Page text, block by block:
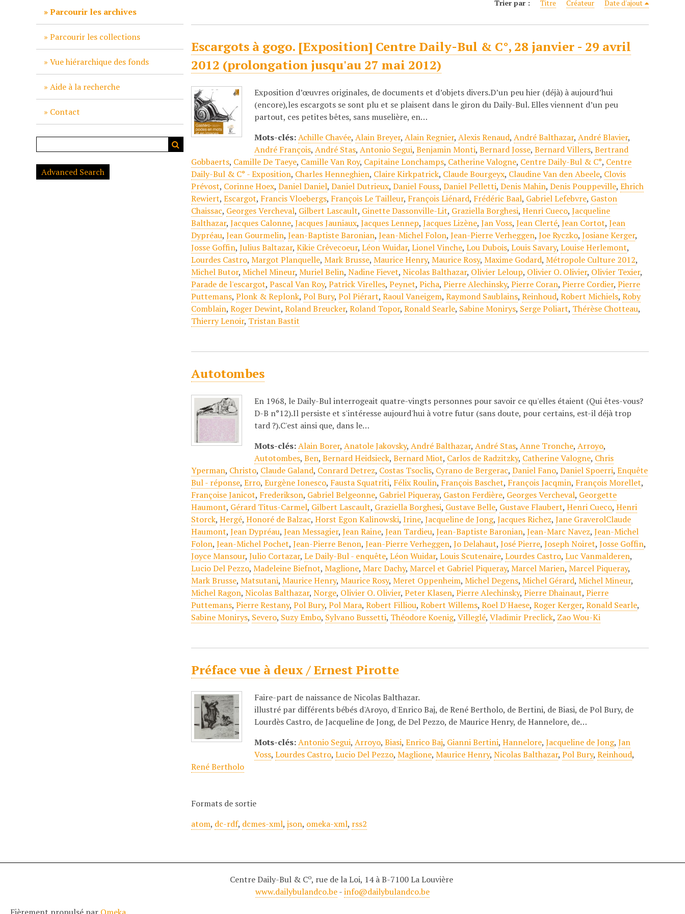
Parcourir les archives
Parcourir les collections
Vue hiérarchique des fonds
Aide à la recherche
Contact
Advanced Search
Trier par : Titre Créateur Date d'ajout
Escargots à gogo. [Exposition] Centre Daily-Bul & C°, 28 janvier - 29 avril
2012 (prolongation jusqu'au 27 mai 2012)
Exposition d’œuvres originales, de documents et d’objets divers.D’un peu hier (déjà) à aujourd’hui
(encore),les escargots se sont plu et se plaisent dans le giron du Daily-Bul. Elles viennent d’un peu
partout, ces petites bêtes, sans muselière, en…
Mots-clés:Achille Chavée,Alain Breyer,Alain Regnier,Alexis Renaud,André Balthazar,André Blavier,
André François,André Stas,Antonio Segui,Benjamin Monti,Bernard Josse,Bernard Villers,Bertrand
Gobbaerts, Camille De Taeye, Camille Van Roy, Capitaine Lonchamps, Catherine Valogne, Centre Daily-Bul & C°, Centre
Daily-Bul & C° - Exposition, Charles Henneghien, Claire Kirkpatrick, Claude Bourgeyx, Claudine Van den Abeele, Clovis
Prévost, Corinne Hoex,Daniel Daniel,Daniel Dutrieux,Daniel Fouss,Daniel Pelletti,Denis Mahin,Denis Pouppeville,Ehrich
Rewiert,Escargot, Francis Vloebergs, François Le Tailleur, François Liénard, Frédéric Baal, Gabriel Lefebvre, Gaston
Chaissac, Georges Vercheval, Gilbert Lascault, Ginette Dassonville-Lit, Graziella Borghesi,Henri Cueco,Jacqueline
Balthazar,Jacques Calonne,Jacques Jauniaux,Jacques Lennep,Jacques Lizène,Jan Voss,Jean Clerté,Jean Cortot,Jean
Dypréau,Jean Gourmelin,Jean-Baptiste Baronian,Jean-Michel Folon,Jean-Pierre Verheggen,Joe Ryczko,Josiane Kerger,
Josse Goffin,Julius Baltazar,Kikie Crêvecoeur,Léon Wuidar,Lionel Vinche,Lou Dubois,Louis Savary,Louise Herlemont,
Lourdes Castro,Margot Planquelle,Mark Brusse,Maurice Henry,Maurice Rosy,Maxime Godard,Métropole Culture 2012,
Michel Butor,Michel Mineur,Muriel Belin,Nadine Fievet,Nicolas Balthazar, Olivier Leloup, Olivier O. Olivier, Olivier Texier,
Parade de l'escargot,Pascal Van Roy,Patrick Virelles,Peynet,Picha,Pierre Alechinsky,Pierre Coran,Pierre Cordier,Pierre
Puttemans,Plonk & Replonk,Pol Bury,Pol Piérart,Raoul Vaneigem,Raymond Saublains,Reinhoud,Robert Michiels,Roby
Comblain,Roger Dewint,Roland Breucker,Roland Topor,Ronald Searle, Sabine Monirys, Serge Poliart, Thérèse Chotteau,
Thierry Lenoir, Tristan Bastit
Autotombes
En 1968, le Daily-Bul interrogeait quatre-vingts personnes pour savoir ce qu'elles étaient (Qui êtes-vous?
D-B n°12).Il persiste et s'intéresse aujourd'hui à votre futur (sans doute, pour certains, est-il déjà trop
tard ?).C'est ainsi que, dans le…
Mots-clés:Alain Borer,Anatole Jakovsky,André Balthazar,André Stas,Anne Tronche,Arroyo,
Autotombes,Ben,Bernard Heidsieck,Bernard Miot, Carlos de Radzitzky, Catherine Valogne, Chris
Yperman, Christo, Claude Galand, Conrard Detrez, Costas Tsoclis, Cyrano de Bergerac,Daniel Fano,Daniel Spoerri,Enquête
Bul - réponse,Erro,Eurgène Ionesco, Fausta Squatriti, Félix Roulin, François Baschet, François Jacqmin, François Morellet,
Françoise Janicot, Frederikson, Gabriel Belgeonne, Gabriel Piqueray, Gaston Ferdière, Georges Vercheval, Georgette
Haumont, Gérard Titus-Carmel, Gilbert Lascault, Graziella Borghesi, Gustave Belle, Gustave Flaubert,Henri Cueco,Henri
Storck,Hergé,Honoré de Balzac,Horst Egon Kalinowski,Irine,Jacqueline de Jong,Jacques Richez,Jane GraverolClaude
Haumont,Jean Dypréau,Jean Messagier,Jean Raine,Jean Tardieu,Jean-Baptiste Baronian,Jean-Marc Navez,Jean-Michel
Folon,Jean-Michel Pochet,Jean-Pierre Benon,Jean-Pierre Verheggen,Jo Delahaut,José Pierre,Joseph Noiret,Josse Goffin,
Joyce Mansour,Julio Cortazar,Le Daily-Bul - enquête,Léon Wuidar,Louis Scutenaire,Lourdes Castro,Luc Vanmalderen,
Lucio Del Pezzo,Madeleine Biefnot,Maglione,Marc Dachy,Marcel et Gabriel Piqueray,Marcel Marien,Marcel Piqueray,
Mark Brusse,Matsutani,Maurice Henry,Maurice Rosy,Meret Oppenheim,Michel Degens,Michel Gérard,Michel Mineur,
Michel Ragon,Nicolas Balthazar,Norge, Olivier O. Olivier,Peter Klasen,Pierre Alechinsky,Pierre Dhainaut,Pierre
Puttemans,Pierre Restany,Pol Bury,Pol Mara,Robert Filliou,Robert Willems,Roel D'Haese,Roger Kerger,Ronald Searle,
Sabine Monirys, Severo, Suzy Embo, Sylvano Bussetti, Théodore Koenig,Villeglé,Vladimir Preclick, Zao Wou-Ki
Préface vue à deux / Ernest Pirotte
Faire-part de naissance de Nicolas Balthazar.
illustré par différents bébés d'Aroyo, d'Enrico Baj, de René Bertholo, de Bertini, de Biasi, de Pol Bury, de
Lourdès Castro, de Jacqueline de Jong, de Del Pezzo, de Maurice Henry, de Hannelore, de…
Mots-clés:Antonio Segui,Arroyo,Biasi,Enrico Baj, Gianni Bertini,Hannelore,Jacqueline de Jong,Jan
Voss,Lourdes Castro,Lucio Del Pezzo,Maglione,Maurice Henry,Nicolas Balthazar,Pol Bury,Reinhoud,
René Bertholo
Formats de sortie
atom, dc-rdf, dcmes-xml,json, omeka-xml, rss2
Centre Daily-Bul & Co, rue de la Loi, 14 à B-7100 La Louvière
www.dailybulandco.be-info@dailybulandco.be